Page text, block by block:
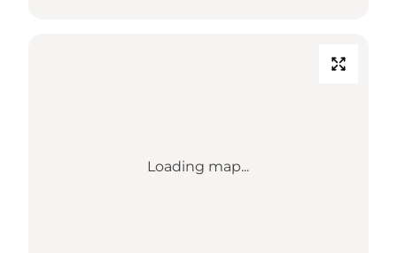
Loading map...